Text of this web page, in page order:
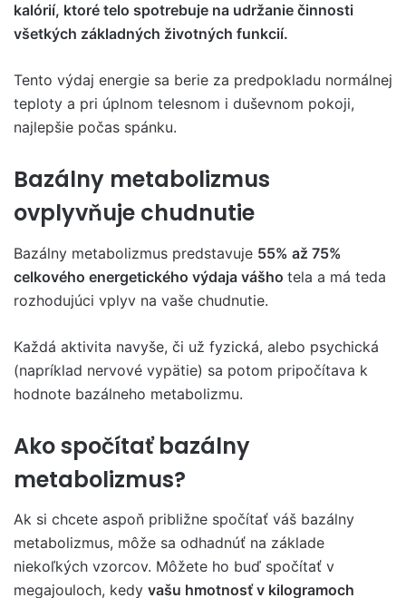
kalórií, ktoré telo spotrebuje na udržanie činnosti
všetkých základných životných funkcií.
Tento výdaj energie sa berie za predpokladu normálnej
teploty a pri úplnom telesnom i duševnom pokoji,
najlepšie počas spánku.
Bazálny metabolizmus
ovplyvňuje chudnutie
Bazálny metabolizmus predstavuje 55% až 75%
celkového energetického výdaja vášho tela a má teda
rozhodujúci vplyv na vaše chudnutie.
Každá aktivita navyše, či už fyzická, alebo psychická
(napríklad nervové vypätie) sa potom pripočítava k
hodnote bazálneho metabolizmu.
Ako spočítať bazálny
metabolizmus?
Ak si chcete aspoň približne spočítať váš bazálny
metabolizmus, môže sa odhadnúť na základe
niekoľkých vzorcov. Môžete ho buď spočítať v
megajouloch, kedy vašu hmotnosť v kilogramoch